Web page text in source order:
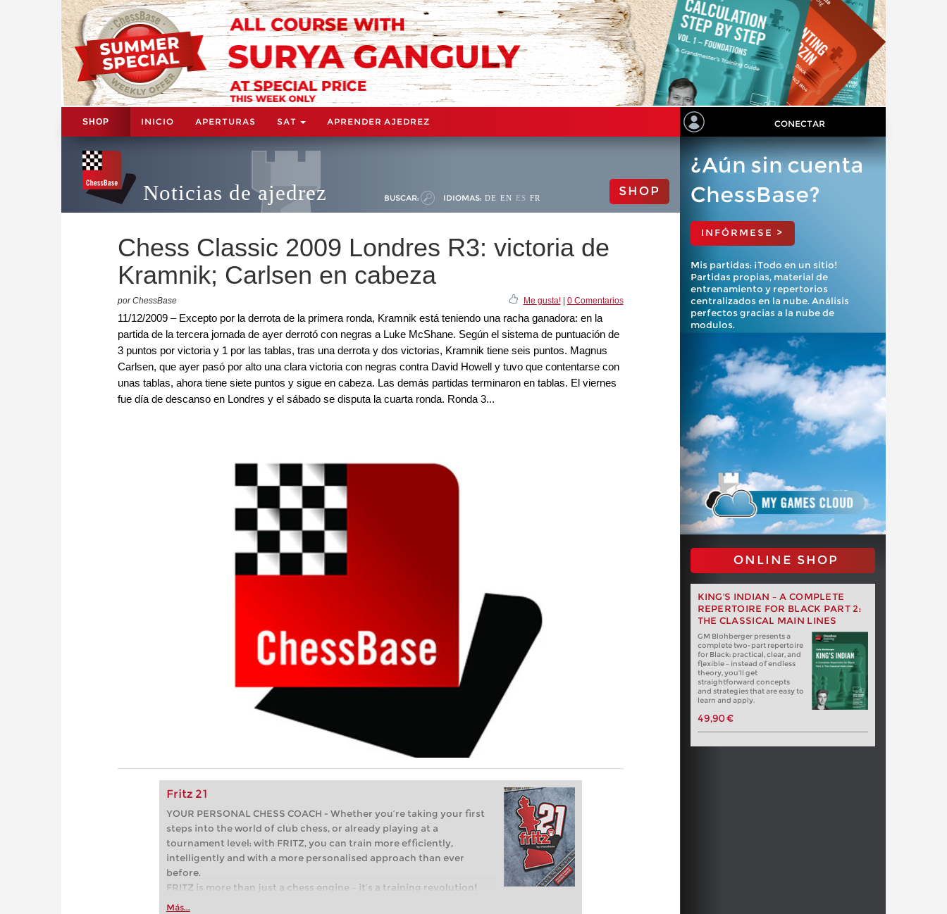
SHOP INICIO APERTURAS SAT APRENDER AJEDREZ CONECTAR
Noticias de ajedrez BUSCAR: IDIOMAS: DE EN ES FR SHOP
Chess Classic 2009 Londres R3: victoria de
Kramnik; Carlsen en cabeza
por ChessBase Me gusta!| 0 Comentarios
11/12/2009 – Excepto por la derrota de la primera ronda, Kramnik está teniendo una racha ganadora: en la
partida de la tercera jornada de ayer derrotó con negras a Luke McShane. Según el sistema de puntuación de
3 puntos por victoria y 1 por las tablas, tras una derrota y dos victorias, Kramnik tiene seis puntos. Magnus
Carlsen, que ayer pasó por alto una clara victoria con negras contra David Howell y tuvo que contentarse con
unas tablas, ahora tiene siete puntos y sigue en cabeza. Las demás partidas terminaron en tablas. El viernes
fue día de descanso en Londres y el sábado se disputa la cuarta ronda. Ronda 3...
Fritz 21
YOUR PERSONAL CHESS COACH - Whether you’re taking your first
steps into the world of club chess, or already playing at a
tournament level: with FRITZ, you can train more efficiently,
intelligently and with a more personalised approach than ever
before.
FRITZ is more than just a chess engine – it’s a training revolution!
Whether you’re taking your first steps into the world of club chess,
Más...
¿Aún sin cuenta
ChessBase?
INFÓRMESE >
Mis partidas: ¡Todo en un sitio!
Partidas propias, material de
entrenamiento y repertorios
centralizados en la nube. Análisis
perfectos gracias a la nube de
modulos.
ONLINE SHOP
KING'S INDIAN – A COMPLETE
REPERTOIRE FOR BLACK PART 2:
THE CLASSICAL MAIN LINES
GM Blohberger presents a
complete two-part repertoire
for Black: practical, clear, and
flexible – instead of endless
theory, you’ll get
straightforward concepts
and strategies that are easy to
learn and apply.
49,90 €